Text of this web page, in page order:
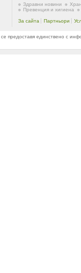
Здравни новини
Превенция и хигиена
За сайта Партньори
предоставя единствено с